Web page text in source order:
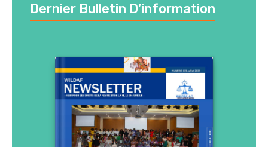
Dernier Bulletin D’information